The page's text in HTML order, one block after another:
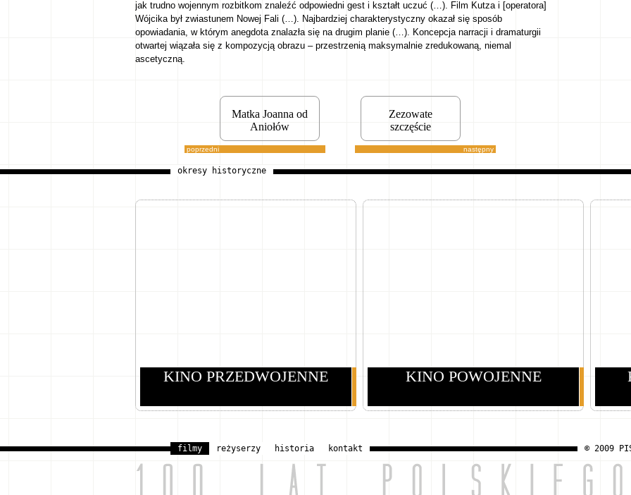
jak trudno wojennym rozbitkom znaleźć odpowiedni gest i kształt uczuć (…). Film Kutza i [operatora]
Wójcika był zwiastunem Nowej Fali (…). Najbardziej charakterystyczny okazał się sposób
opowiadania, w którym anegdota znalazła się na drugim planie (…). Koncepcja narracji i dramaturgii
otwartej wiązała się z kompozycją obrazu – przestrzenią maksymalnie zredukowaną, niemal
ascetyczną.
poprzedni
Matka Joanna od
Aniołów
następny
Zezowate
szczęście
okresy historyczne
KINO PRZEDWOJENNE KINO POWOJENNE
filmy reżyserzy historia kontakt © 2009